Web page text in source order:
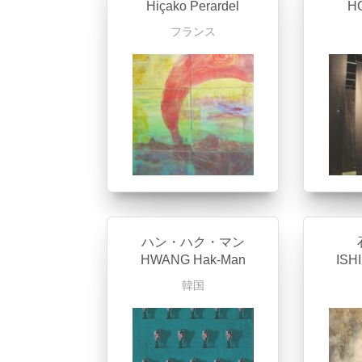
Hiçako Perardel
フランス
ハン・ハク・マン
HWANG Hak-Man
韓国